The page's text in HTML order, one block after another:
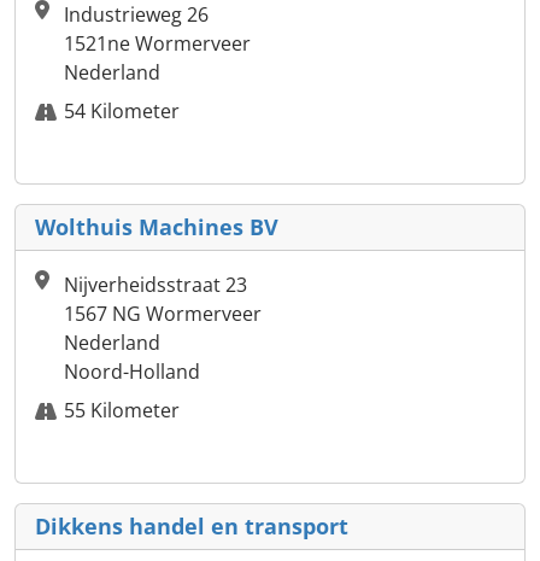
Industrieweg 26
1521ne Wormerveer
Nederland
54 Kilometer
Wolthuis Machines BV
Nijverheidsstraat 23
1567 NG Wormerveer
Nederland
Noord-Holland
55 Kilometer
Dikkens handel en transport